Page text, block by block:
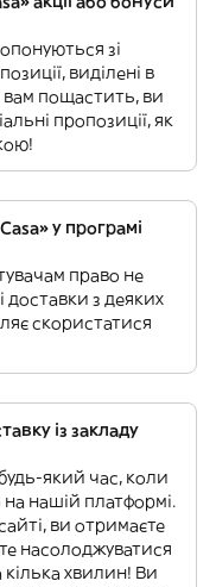
зі
виділені в
пощастить, ви
пропозиції, як
у програмі
право не
з деяких
скористатися
із закладу
який час, коли
на нашій платформі.
ви отримаєте
насолоджуватися
хвилин! Ви